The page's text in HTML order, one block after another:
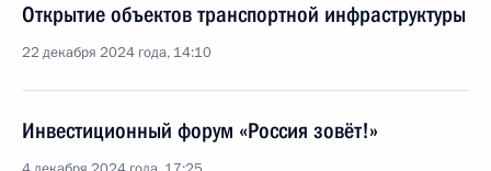
Открытие объектов транспортной инфраструктуры
22 декабря 2024 года, 14:10
Инвестиционный форум «Россия зовёт!»